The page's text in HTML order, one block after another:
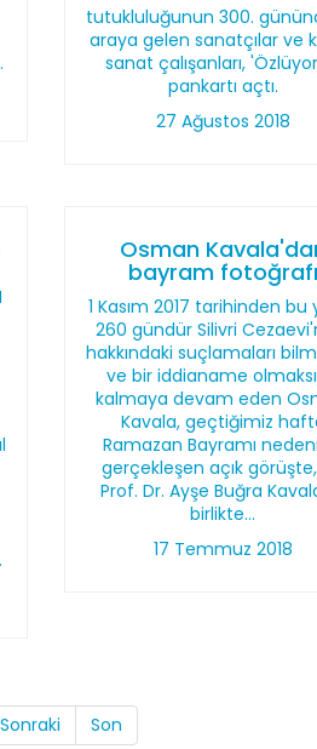
tutukluluğunun 300.
araya gelen sanatçılar ve
sanat çalışanları,
pankartı açtı.
27 Ağustos 2018
Osman
bayram fotoğrafı
1 Kasım 2017 tarihinden bu
260 gündür Silivri
hakkındaki suçlamaları
ve bir iddianame
kalmaya devam eden
Kavala, geçtiğimiz
Ramazan Bayramı
gerçekleşen açık
Prof. Dr. Ayşe Buğra
birlikte...
17 Temmuz 2018
Sonraki Son